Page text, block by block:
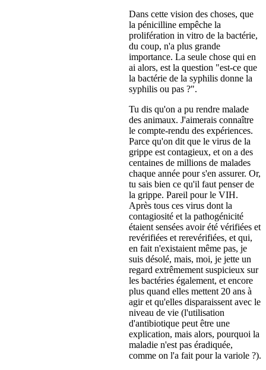
Dans cette vision des choses, que
la pénicilline empêche la
prolifération in vitro de la bactérie,
du coup, n'a plus grande
importance. La seule chose qui en
ai alors, est la question "est-ce que
la bactérie de la syphilis donne la
syphilis ou pas ?".
Tu dis qu'on a pu rendre malade
des animaux. J'aimerais connaître
le compte-rendu des expériences.
Parce qu'on dit que le virus de la
grippe est contagieux, et on a des
centaines de millions de malades
chaque année pour s'en assurer. Or,
tu sais bien ce qu'il faut penser de
la grippe. Pareil pour le VIH.
Après tous ces virus dont la
contagiosité et la pathogénicité
étaient sensées avoir été vérifiées et
revérifiées et rerevérifiées, et qui,
en fait n'existaient même pas, je
suis désolé, mais, moi, je jette un
regard extrêmement suspicieux sur
les bactéries également, et encore
plus quand elles mettent 20 ans à
agir et qu'elles disparaissent avec le
niveau de vie (l'utilisation
d'antibiotique peut être une
explication, mais alors, pourquoi la
maladie n'est pas éradiquée,
comme on l'a fait pour la variole ?).